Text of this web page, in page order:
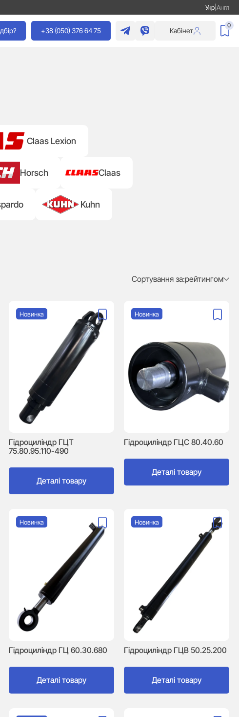
Укр| Англ
+38 (050) 376 64 75 Кабінет
0
Claas Lexion
Horsch Claas
Kuhn
Сортування за:рейтингом
Гідроциліндр ГЦТ
75.80.95.110-490
Деталі товару
Новинка
Гідроциліндр ГЦC 80.40.60
Деталі товару
Новинка
Гідроциліндр ГЦ 60.30.680
Деталі товару
Новинка
Гідроциліндр ГЦВ 50.25.200
Деталі товару
Новинка